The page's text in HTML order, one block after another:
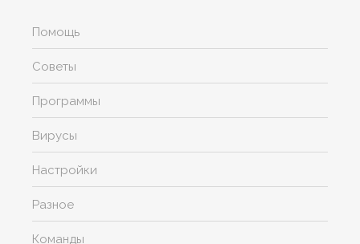
Помощь
Советы
Программы
Вирусы
Настройки
Разное
Команды